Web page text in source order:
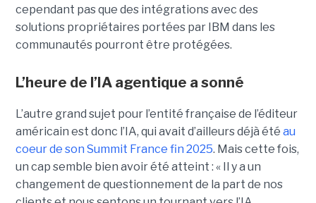
cependant pas que des intégrations avec des
solutions propriétaires portées par IBM dans les
communautés pourront être protégées.
L’heure de l’IA agentique a sonné
L’autre grand sujet pour l’entité française de l’éditeur
américain est donc l’IA, qui avait d’ailleurs déjà été au
coeur de son Summit France fin 2025. Mais cette fois,
un cap semble bien avoir été atteint : « Il y a un
changement de questionnement de la part de nos